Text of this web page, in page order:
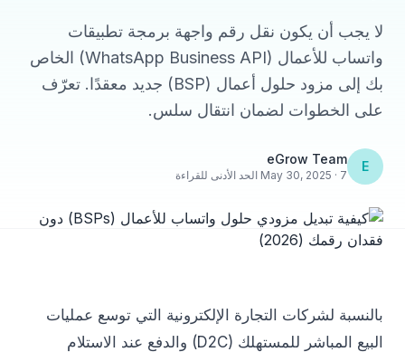
لا يجب أن يكون نقل رقم واجهة برمجة تطبيقات
واتساب للأعمال (WhatsApp Business API) الخاص
بك إلى مزود حلول أعمال (BSP) جديد معقدًا. تعرّف
على الخطوات لضمان انتقال سلس.
E
eGrow Team
May 30, 2025 · 7 الحد الأدنى للقراءة
بالنسبة لشركات التجارة الإلكترونية التي توسع عمليات
البيع المباشر للمستهلك (D2C) والدفع عند الاستلام